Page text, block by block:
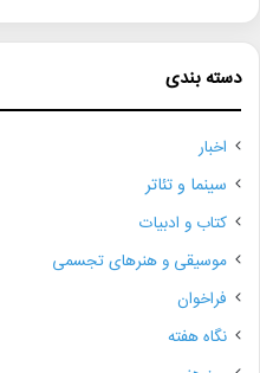
دسته بندی
اخبار
سینما و تئاتر
کتاب و ادبیات
موسیقی و هنرهای تجسمی
فراخوان
نگاه هفته